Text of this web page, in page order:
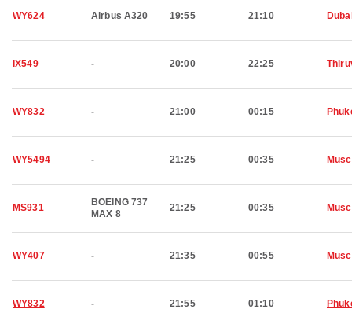
WY624 Airbus A320 19:55 21:10
IX549 - 20:00 22:25
WY832 - 21:00 00:15
WY5494 - 21:25 00:35
MS931
BOEING 737
MAX 8
21:25 00:35
WY407 - 21:35 00:55
WY832 - 21:55 01:10